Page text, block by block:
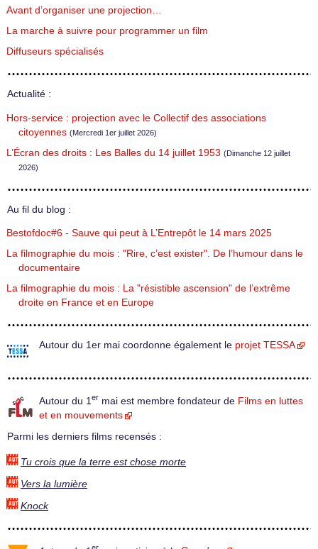
Avant d’organiser une projection…
La marche à suivre pour programmer un film
Diffuseurs spécialisés
Actualité :
Hors-service : projection avec le Collectif des associations
citoyennes (Mercredi 1er juillet 2026)
L’Écran des droits : Les Balles du 14 juillet 1953 (Dimanche 12 juillet
2026)
Au fil du blog :
Bestofdoc#6 - Sauve qui peut à L’Entrepôt le 14 mars 2025
La filmographie du mois : "Rire, c’est exister". De l’humour dans le
documentaire
La filmographie du mois : La "résistible ascension" de l’extrême
droite en France et en Europe
Autour du 1er mai coordonne également le projet TESSA
Autour du 1 er mai est membre fondateur de Films en luttes
et en mouvements
Parmi les derniers films recensés :
Tu crois que la terre est chose morte
Vers la lumière
Knock
er